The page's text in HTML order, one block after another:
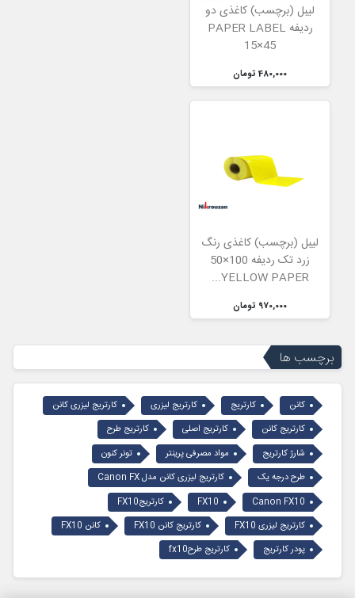
لیبل (برچسب) کاغذی دو
ردیفه PAPER LABEL
15×45
480,000 تومان
لیبل (برچسب) کاغذی رنگ
زرد تک ردیفه 100×50
YELLOW PAPER...
970,000 تومان
برچسب ها
کانن کارتریج کارتریج لیزری
کارتریج لیزری کانن
کارتریج کانن
کارتریج اصلی
کارتریج طرح
شارژ کارتریج
مواد مصرفی پرینتر
تونر کنون
طرح درجه یک
کارتریج لیزری کانن مدل Canon FX
Canon FX10
FX10
کارتریجFX10
کارتریج لیزری FX10
کارتریج کانن FX10
کانن FX10
پودر کارتریج
کارتریج طرحfx10